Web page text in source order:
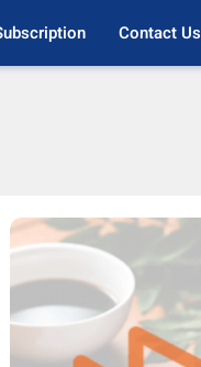
Contact Us